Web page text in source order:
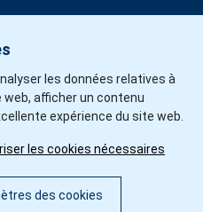
les données relatives à
afficher un contenu
expérience du site web.
les cookies nécessaires
des cookies